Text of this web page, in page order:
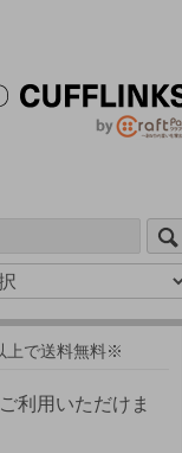
上で送料無料※
利用いただけま